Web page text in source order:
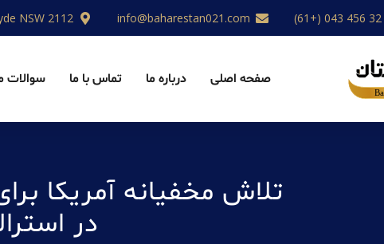
info@baharestan021.com
NSW 2112
صفحه اصلی درباره ما تماس با ما سوالات
تلاش مخفیانه آمریکا
در